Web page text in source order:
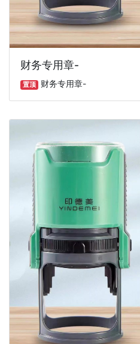
财务专用章-
置顶 财务专用章-